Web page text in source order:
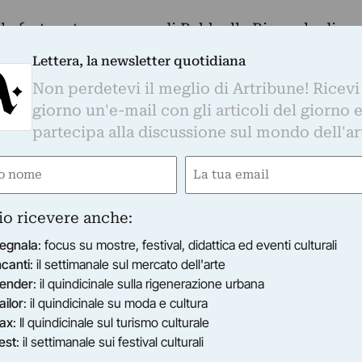
fortunata presenza di Babb alla Biennale di
personale tenuta a Pontedera, conclusa
mesi fa, è promosso da Giuseppe Diomelli e
Spa e della Banca Popolare di Lajatico.
Alberto Bartalini, architetto noto per il suo
al mondo dell’arte contemporanea che ha
di Babb negli ultimi anni, proprio grazie al
Diomelli.
di Pisa, Gina Giani, ha dichiarato: «È con il
questa nuova iniziativa. Non solo
arte. Accogliere artisti di questo calibro è
di Pisa per vestirsi di una nuova immagine,
territorio».
Pontedera, dove ancora adesso vive e lavora.
di quarant’anni, ma incontra fin dai primi
pubblico e critica, stringendo da subito una
Lettera, la newsletter quotidiana
Non perdetevi il meglio di Artribune!
giorno un'e-mail con gli articoli del giorno
partecipa alla discussione sul mondo
Email
ricevere anche:
: focus su mostre, festival, didattica ed eventi culturali
: il settimanale sul mercato dell'arte
: il quindicinale sulla rigenerazione urbana
: il quindicinale su moda e cultura
: Il quindicinale sul turismo culturale
: il settimanale sui festival culturali